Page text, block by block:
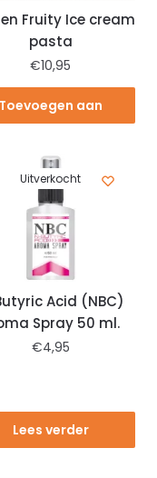
Fruity Ice cream
pasta
€10,95
Toevoegen aan
Uitverkocht
Acid (NBC)
Spray 50 ml.
€4,95
Lees verder